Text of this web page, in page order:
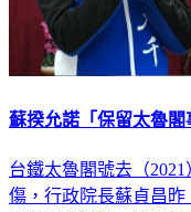
蘇揆允諾「保留太魯
台鐵太魯閣號去（
傷，行政院長蘇貞昌